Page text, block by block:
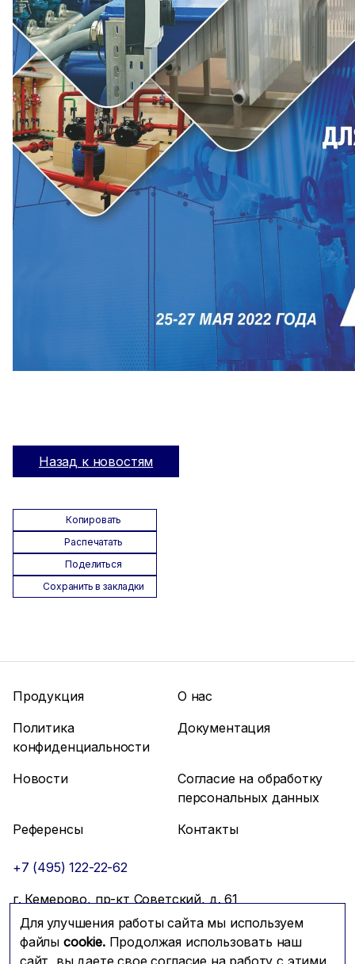
Назад к новостям
Копировать
Распечатать
Поделиться
Сохранить в закладки
Для улучшения работы сайта мы используем
файлы cookie.Продолжая использовать наш
сайт, вы даете свое согласие на работу с этими
Продукция
О нас
Политика
конфиденциальности
Документация
Новости
Согласие на обработку
персональных данных
Референсы
Контакты
+7 (495) 122-22-62
г. Кемерово, пр-кт Советский, д. 61
info@mfmc.ru
Связаться с нами